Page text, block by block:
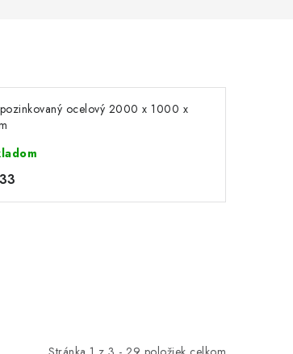
ocelový 2000 x 1000 x